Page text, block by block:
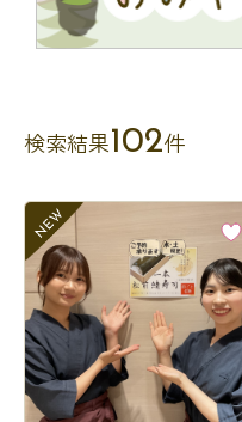
検索結果102件